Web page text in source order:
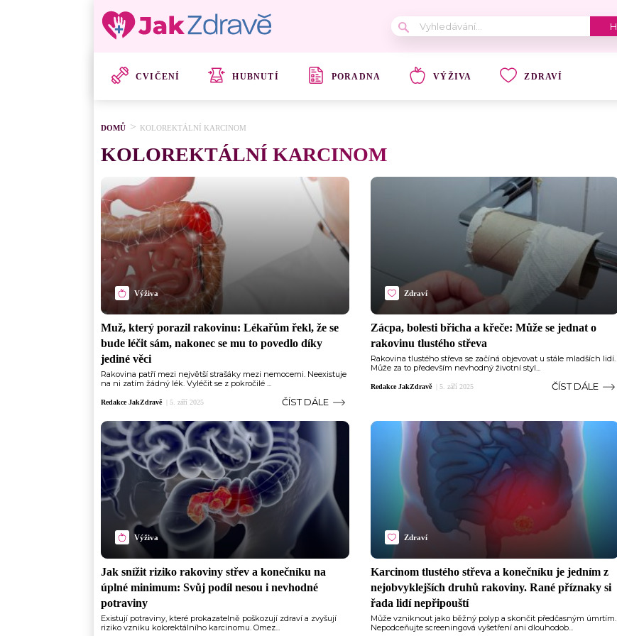
CVIČENÍ HUBNUTÍ PORADNA VÝŽIVA ZDRAVÍ
DOMŮ KOLOREKTÁLNÍ KARCINOM
KOLOREKTÁLNÍ KARCINOM
Výživa
Muž, který porazil rakovinu: Lékařům řekl, že se
bude léčit sám, nakonec se mu to povedlo díky
jediné věci
Rakovina patří mezi největší strašáky mezi nemocemi. Neexistuje
na ni zatím žádný lék. Vyléčit se z pokročilé ...
Redakce JakZdravě 5. září 2025 ČÍST DÁLE
Zdraví
Zácpa, bolesti břicha a křeče: Může se jednat o
rakovinu tlustého střeva
Rakovina tlustého střeva se začíná objevovat u stále mladších lidí.
Může za to především nevhodný životní styl...
Redakce JakZdravě 5. září 2025 ČÍST DÁLE
Výživa
Jak snížit riziko rakoviny střev a konečníku na
úplné minimum: Svůj podíl nesou i nevhodné
potraviny
Existují potraviny, které prokazatelně poškozují zdraví a zvyšují
riziko vzniku kolorektálního karcinomu. Omez...
Zdraví
Karcinom tlustého střeva a konečníku je jedním z
nejobvyklejších druhů rakoviny. Rané příznaky si
řada lidí nepřipouští
Může vzniknout jako běžný polyp a skončit předčasným úmrtím.
Nepodceňujte screeningová vyšetření ani dlouhodob...